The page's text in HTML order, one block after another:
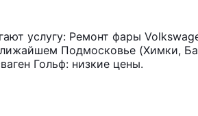
услугу: Ремонт фары
Подмосковье (Химки,
Гольф: низкие цены.